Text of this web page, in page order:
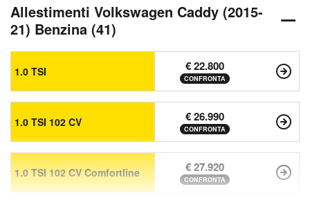
Allestimenti Volkswagen Caddy (2015-
21) Benzina (41)
1.0 TSI € 22.800
CONFRONTA
1.0 TSI 102 CV € 26.990
CONFRONTA
1.0 TSI 102 CV Comfortline € 27.920
CONFRONTA